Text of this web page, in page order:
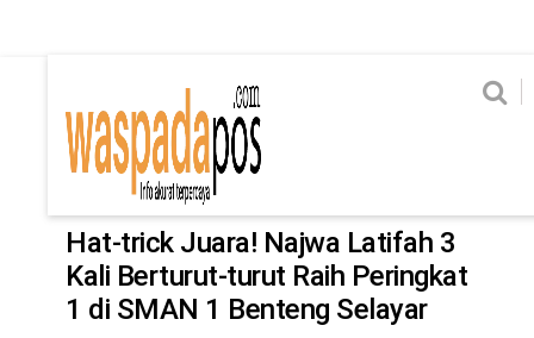
Home News
Ekonomi Hukum & Kriminal
Politik Metro
Hiburan Pendidikan
Edukasi Tekno
Home News Ekonomi Hukum & Kriminal
Pendidikan
Hat-trick Juara! Najwa Latifah 3
Kali Berturut-turut Raih Peringkat
1 di SMAN 1 Benteng Selayar